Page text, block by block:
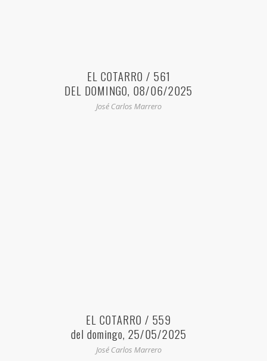
EL COTARRO / 561
DEL DOMINGO, 08/06/2025
José Carlos Marrero
EL COTARRO / 559
del domingo, 25/05/2025
José Carlos Marrero